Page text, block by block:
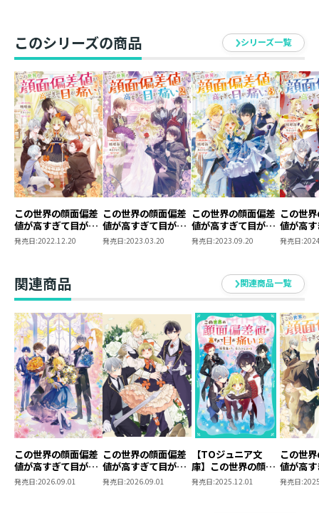
れ、気づけば男女関係なく鼻血出まくりで万歳大合
唱！ あれ、私ってもしかして……大人気！？
花【恋】より団子【ワクワク】なお転婆令嬢が世界を動
かす（？）無自覚愛されファンタジー、第七弾！
著者について
●暁晴海
皆様のおかげで７巻発刊です！ ありがとうございまし
た！
そして本格的にバッシュ公爵領編に突入です。エレノア
ガチ勢の家令とか、領内エレノア祭りとか、見どころ盛
り沢山です。是非ご堪能くださいませ
このシリーズの商品 シリーズ一覧
この世界の顔面偏差
値が高すぎて目が痛
い
発売日:2022.12.20
この世界の顔面偏差
値が高すぎて目が痛
い2
発売日:2023.03.20
この世界の顔面偏差
値が高すぎて目が痛
い3
発売日:2023.09.20
この世
値が高
い4
発売日:
関連商品 関連商品一覧
この世界の顔面偏差
値が高すぎて目が痛
い10
発売日:2026.09.01
この世界の顔面偏差
値が高すぎて目が痛
い～突然始まる異世
発売日:2026.09.01
【TOジュニア文
庫】この世界の顔面
偏差値が高すぎて目
発売日:2025.12.01
この世
値が高
い９
発売日: